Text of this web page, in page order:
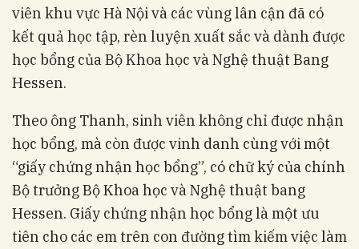
viên khu vực Hà Nội và các vùng lân cận đã có
kết quả học tập, rèn luyện xuất sắc và dành được
học bổng của Bộ Khoa học và Nghệ thuật Bang
Hessen.
Theo ông Thanh, sinh viên không chỉ được nhận
học bổng, mà còn được vinh danh cùng với một
“giấy chứng nhận học bổng”, có chữ ký của chính
Bộ trưởng Bộ Khoa học và Nghệ thuật bang
Hessen. Giấy chứng nhận học bổng là một ưu
tiên cho các em trên con đường tìm kiếm việc làm